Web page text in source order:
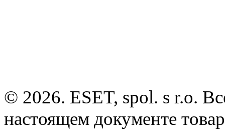
© 2026. ESET, spol. s r.o.
настоящем документе